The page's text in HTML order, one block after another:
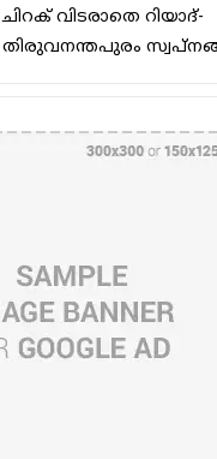
ചിറക് വിടരാതെ റിയാദ്-
തിരുവനന്തപുരം